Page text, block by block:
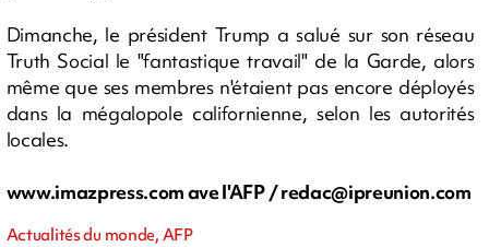
Dimanche, le président Trump a salué sur son réseau
Truth Social le "fantastique travail" de la Garde, alors
même que ses membres n'étaient pas encore déployés
dans la mégalopole californienne, selon les autorités
locales.
www.imazpress.com ave l'AFP /redac@ipreunion.com
Actualités du monde, AFP